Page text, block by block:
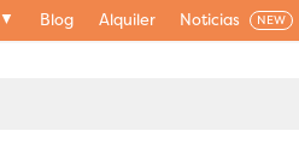
▼ Blog Alquiler Noticias NEW